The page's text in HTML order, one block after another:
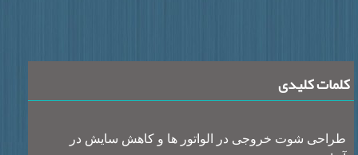
کلیدی
شوت خروجی در الواتور ها و کاهش سایش در